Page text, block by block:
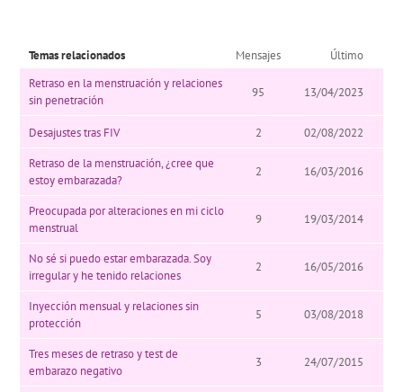
Temas relacionados Mensajes
Último
Retraso en la menstruación y relaciones
sin penetración
95 13/04/2023
Desajustes tras FIV 2
02/08/2022
Retraso de la menstruación, ¿cree que
estoy embarazada?
2 16/03/2016
Preocupada por alteraciones en mi ciclo
menstrual
9 19/03/2014
No sé si puedo estar embarazada. Soy
irregular y he tenido relaciones
2 16/05/2016
Inyección mensual y relaciones sin
protección
5 03/08/2018
Tres meses de retraso y test de
embarazo negativo
3 24/07/2015